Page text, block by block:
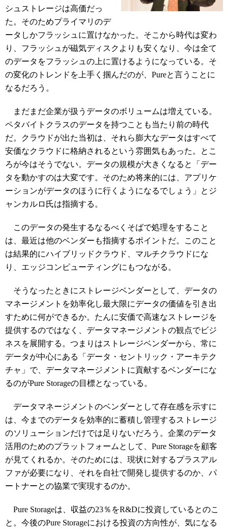
シュストレージは高価だっ
た。そのためプライマリのデ
ータしかフラッシュに置けなかった。そこから時代は変わ
り、フラッシュが磁気ディスクよりも安くなり、今は全て
のデータをフラッシュの上に置けるようになっている。そ
の変化のトレンドを上手く掴んだのが、Pureと言うことに
なるだろう。
まだまだ企業が扱うデータのボリュームは増えている。
ペタバイトクラスのデータを持つことも当たり前の時代
だ。クラウドが出た当初は、それら膨大なデータはすべて
安価なクラウドに格納されるという雰囲気もあった。とこ
ろが今はそうでない。データの規模が大きくなると「デー
タを動かすのは大変です。そのため将来的には、アプリケ
ーションがデータのほうに行くようになるでしょう」とジ
ャンカルロ氏は指摘する。
このデータの発生するなるべくそばで処理をすること
は、最近は他のベンダーも指摘するポイントだ。このこと
は結果的にハイブリッドクラウド、マルチクラウドにな
り、エッジコンピューティングにもつながる。
そうなったときにストレージベンダーとして、データの
マネージメントを効率化し最大限にデータの価値を引き出
すために何ができるか。たんに安価で高速なストレージを
提供するのではなく、データマネージメントの観点でビジ
ネスを展開する。つまりはストレージベンダーから、常に
データが中心にある「 データ・セントリック・アーキテク
チャ 」で、データマネージメントに貢献するベンダーにな
るのがPure Storageの目標となっている。
データマネージメントのベンダーとして存在感を示すに
は、今までのデータを効率的に蓄積し管理するストレージ
のソリューションだけでは足りないだろう。企業のデータ
活用のためのプラットフォームとして、Pure Storageを顧客
が見てくれるか。そのためには、現状に対するプラスアル
ファが必要になり、それを自社で開発し提供するのか、パ
ートナーとの協業で実現するのか。
Pure Storageは、 収益の23％をR&Dに投資しているとのこ
と。 今後のPure Storageにおける投資の方向性が、気になる